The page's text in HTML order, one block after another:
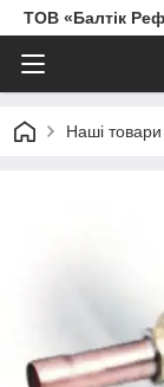
ТОВ «Балтік
Наші товари